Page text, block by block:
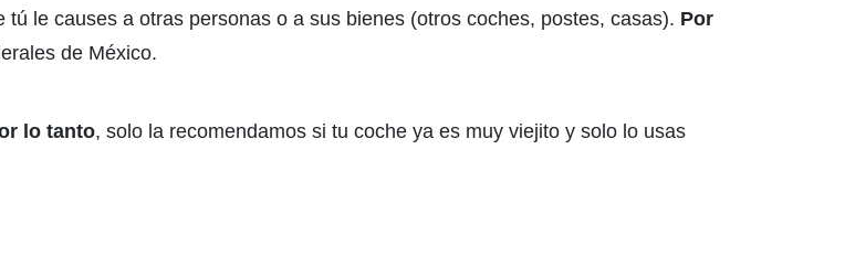
tú le causes a otras personas o a sus bienes (otros coches, postes, casas). Por
de México.
lo tanto, solo la recomendamos si tu coche ya es muy viejito y solo lo usas